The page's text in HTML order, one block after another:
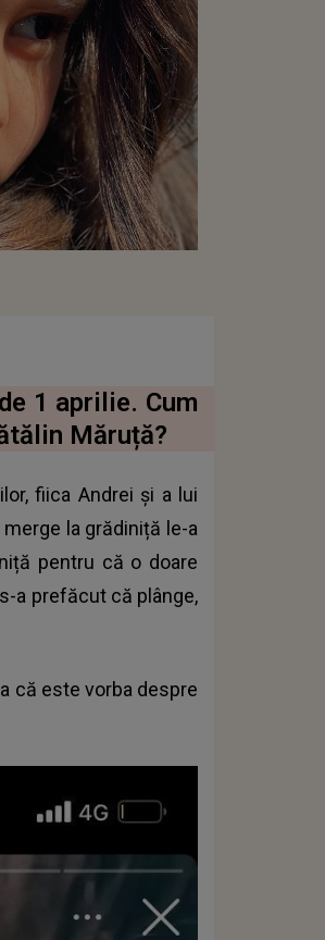
1 aprilie. Cum
Măruță?
fiica Andrei și a lui
la grădiniță le-a
pentru că o doare
a prefăcut că plânge,
că este vorba despre